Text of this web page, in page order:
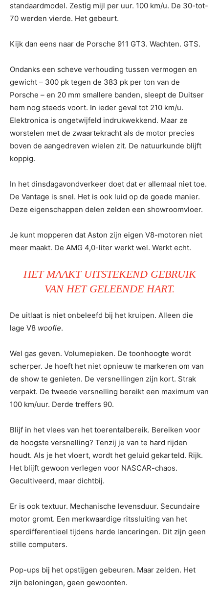
standaardmodel. Zestig mijl per uur. 100 km/u. De 30-tot-
70 werden vierde. Het gebeurt.
Kijk dan eens naar de Porsche 911 GT3. Wachten. GTS.
Ondanks een scheve verhouding tussen vermogen en
gewicht – 300 pk tegen de 383 pk per ton van de
Porsche – en 20 mm smallere banden, sleept de Duitser
hem nog steeds voort. In ieder geval tot 210 km/u.
Elektronica is ongetwijfeld indrukwekkend. Maar ze
worstelen met de zwaartekracht als de motor precies
boven de aangedreven wielen zit. De natuurkunde blijft
koppig.
In het dinsdagavondverkeer doet dat er allemaal niet toe.
De Vantage is snel. Het is ook luid op de goede manier.
Deze eigenschappen delen zelden een showroomvloer.
Je kunt mopperen dat Aston zijn eigen V8-motoren niet
meer maakt. De AMG 4,0-liter werkt wel. Werkt echt.
HET MAAKT UITSTEKEND GEBRUIK
VAN HET GELEENDE HART.
De uitlaat is niet onbeleefd bij het kruipen. Alleen die
lage V8 woofle.
Wel gas geven. Volumepieken. De toonhoogte wordt
scherper. Je hoeft het niet opnieuw te markeren om van
de show te genieten. De versnellingen zijn kort. Strak
verpakt. De tweede versnelling bereikt een maximum van
100 km/uur. Derde treffers 90.
Blijf in het vlees van het toerentalbereik. Bereiken voor
de hoogste versnelling? Tenzij je van te hard rijden
houdt. Als je het vloert, wordt het geluid gekarteld. Rijk.
Het blijft gewoon verlegen voor NASCAR-chaos.
Gecultiveerd, maar dichtbij.
Er is ook textuur. Mechanische levensduur. Secundaire
motor gromt. Een merkwaardige ritssluiting van het
sperdifferentieel tijdens harde lanceringen. Dit zijn geen
stille computers.
Pop-ups bij het opstijgen gebeuren. Maar zelden. Het
zijn beloningen, geen gewoonten.